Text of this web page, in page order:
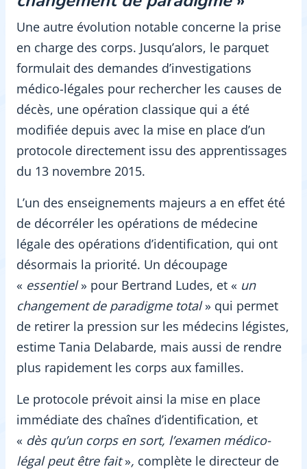
Une autre évolution notable concerne la prise
en charge des corps. Jusqu’alors, le parquet
formulait des demandes d’investigations
médico-légales pour rechercher les causes de
décès, une opération classique qui a été
modifiée depuis avec la mise en place d’un
protocole directement issu des apprentissages
du 13 novembre 2015.
L’un des enseignements majeurs a en effet été
de décorréler les opérations de médecine
légale des opérations d’identification, qui ont
désormais la priorité. Un découpage
« essentiel» pour Bertrand Ludes, et « un
changement de paradigme total» qui permet
de retirer la pression sur les médecins légistes,
estime Tania Delabarde, mais aussi de rendre
plus rapidement les corps aux familles.
Le protocole prévoit ainsi la mise en place
immédiate des chaînes d’identification, et
« dès qu’un corps en sort, l’examen médico-
légal peut être fait», complète le directeur de